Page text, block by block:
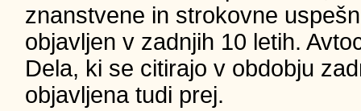
znanstvene in strokovne
objavljen v zadnjih 10 letih.
Dela, ki se citirajo v obdobju
objavljena tudi prej.